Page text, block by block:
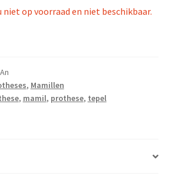
niet op voorraad en niet beschikbaar.
, Mamillen
, mamil, prothese, tepel